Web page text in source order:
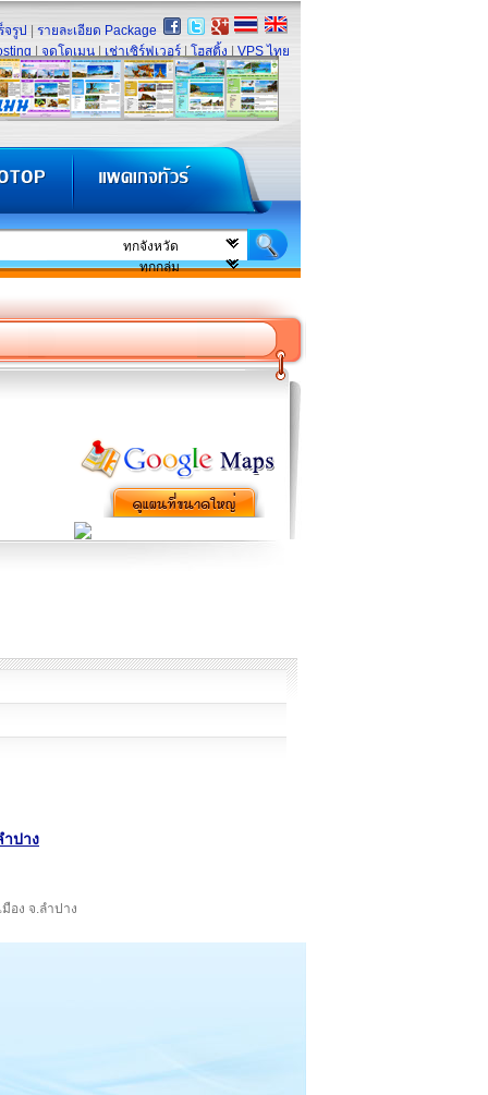
จรูป
รายละเอียด Package
จดโดเมน เช่าเซิร์ฟเวอร์ โฮสติ้ง VPS ไทย
ปาง
อง จ.ลำปาง